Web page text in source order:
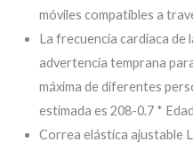
móviles compatibles a
La frecuencia cardíaca de
advertencia temprana
máxima de diferentes
estimada es 208-0.7 * Edad
Correa elástica ajustable